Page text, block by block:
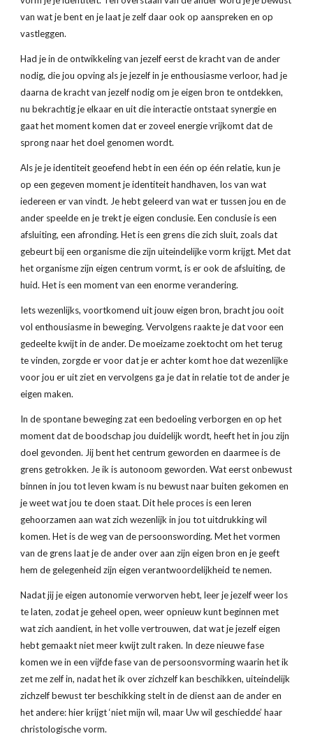
van wat je bent en je laat je zelf daar ook op aanspreken en op
vastleggen.
Had je in de ontwikkeling van jezelf eerst de kracht van de ander
nodig, die jou opving als je jezelf in je enthousiasme verloor, had je
daarna de kracht van jezelf nodig om je eigen bron te ontdekken,
nu bekrachtig je elkaar en uit die interactie ontstaat synergie en
gaat het moment komen dat er zoveel energie vrijkomt dat de
sprong naar het doel genomen wordt.
Als je je identiteit geoefend hebt in een één op één relatie, kun je
op een gegeven moment je identiteit handhaven, los van wat
iedereen er van vindt. Je hebt geleerd van wat er tussen jou en de
ander speelde en je trekt je eigen conclusie. Een conclusie is een
afsluiting, een afronding. Het is een grens die zich sluit, zoals dat
gebeurt bij een organisme die zijn uiteindelijke vorm krijgt. Met dat
het organisme zijn eigen centrum vormt, is er ook de afsluiting, de
huid. Het is een moment van een enorme verandering.
Iets wezenlijks, voortkomend uit jouw eigen bron, bracht jou ooit
vol enthousiasme in beweging. Vervolgens raakte je dat voor een
gedeelte kwijt in de ander. De moeizame zoektocht om het terug
te vinden, zorgde er voor dat je er achter komt hoe dat wezenlijke
voor jou er uit ziet en vervolgens ga je dat in relatie tot de ander je
eigen maken.
In de spontane beweging zat een bedoeling verborgen en op het
moment dat de boodschap jou duidelijk wordt, heeft het in jou zijn
doel gevonden. Jij bent het centrum geworden en daarmee is de
grens getrokken. Je ik is autonoom geworden. Wat eerst onbewust
binnen in jou tot leven kwam is nu bewust naar buiten gekomen en
je weet wat jou te doen staat. Dit hele proces is een leren
gehoorzamen aan wat zich wezenlijk in jou tot uitdrukking wil
komen. Het is de weg van de persoonswording. Met het vormen
van de grens laat je de ander over aan zijn eigen bron en je geeft
hem de gelegenheid zijn eigen verantwoordelijkheid te nemen.
Nadat jij je eigen autonomie verworven hebt, leer je jezelf weer los
te laten, zodat je geheel open, weer opnieuw kunt beginnen met
wat zich aandient, in het volle vertrouwen, dat wat je jezelf eigen
hebt gemaakt niet meer kwijt zult raken. In deze nieuwe fase
komen we in een vijfde fase van de persoonsvorming waarin het ik
zet me zelf in, nadat het ik over zichzelf kan beschikken, uiteindelijk
zichzelf bewust ter beschikking stelt in de dienst aan de ander en
het andere: hier krijgt ‘niet mijn wil, maar Uw wil geschiedde’ haar
christologische vorm.